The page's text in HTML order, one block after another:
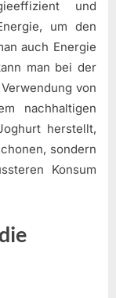
und
um den
auch Energie
man bei der
von
nachhaltigen
herstellt,
sondern
Konsum